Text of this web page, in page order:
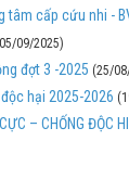
cấp cứu nhi -
09/2025)
đợt 3 -2025 (25/
hại 2025-2026
– CHỐNG ĐỘC